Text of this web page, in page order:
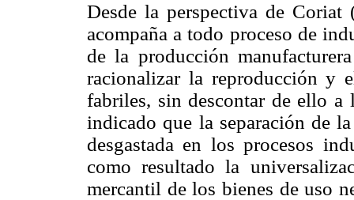
Desde la perspectiva de
acompaña a todo proceso de
de la producción
racionalizar la reproducción y
fabriles, sin descontar de ello a
indicado que la separación de
desgastada en los procesos
como resultado la
mercantil de los bienes de uso